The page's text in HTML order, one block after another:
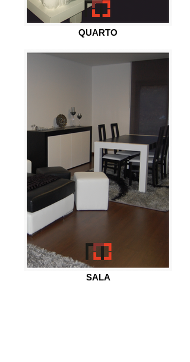
QUARTO
SALA